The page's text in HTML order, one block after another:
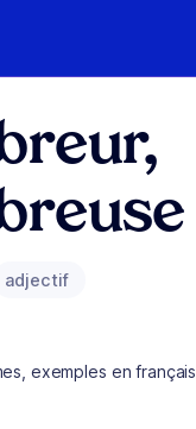
adjectif
exemples en français